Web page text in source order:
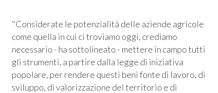
"Considerate le potenzialità delle aziende agricole
come quella in cui ci troviamo oggi, crediamo
necessario - ha sottolineato - mettere in campo tutti
gli strumenti, a partire dalla legge di iniziativa
popolare, per rendere questi beni fonte di lavoro, di
sviluppo, di valorizzazione del territorio e di